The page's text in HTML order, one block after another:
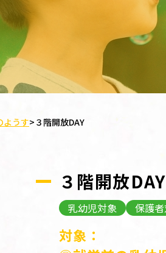
ようす> ３階開放DAY
３階開放DAY
乳幼児対象 保護
対象：